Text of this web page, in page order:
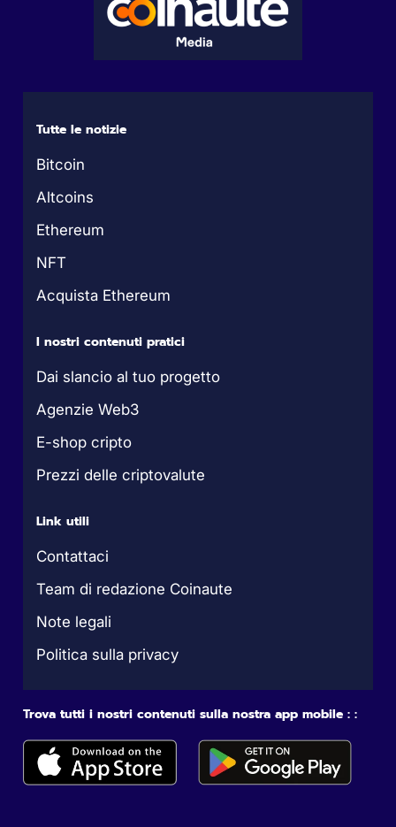
Tutte le notizie
Bitcoin
Altcoins
Ethereum
NFT
Acquista Ethereum
I nostri contenuti pratici
Dai slancio al tuo progetto
Agenzie Web3
E-shop cripto
Prezzi delle criptovalute
Link utili
Contattaci
Team di redazione Coinaute
Note legali
Politica sulla privacy
Trova tutti i nostri contenuti sulla nostra app mobile : :